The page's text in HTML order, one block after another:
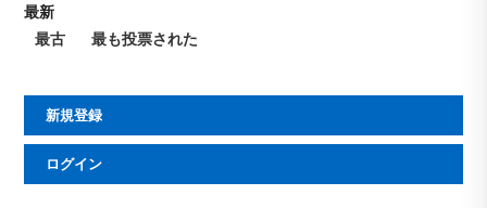
最新
最古
最も投票された
新規登録
ログイン